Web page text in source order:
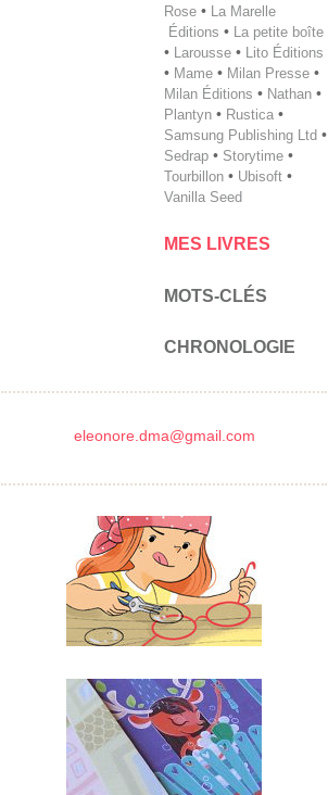
Rose • La Marelle
Éditions • La petite boîte
• Larousse • Lito Éditions
• Mame • Milan Presse •
Milan ­Éditions • Nathan •
Plantyn • Rustica •
Samsung Publishing Ltd •
Sedrap • Storytime •
Tourbillon • Ubisoft •
Vanilla Seed
MES LIVRES
MOTS-CLÉS
CHRONOLOGIE
eleonore.dma@gmail.com